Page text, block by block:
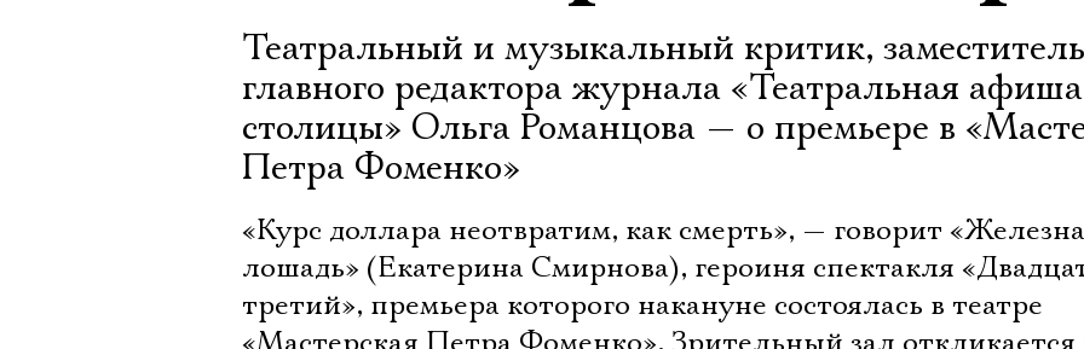
Театральный и музыкальный критик, заместитель
главного редактора журнала «Театральная афиша
столицы» Ольга Романцова — о премьере в
Петра Фоменко»
«Курс доллара неотвратим, как смерть», — говорит
лошадь» (Екатерина Смирнова), героиня спектакля
третий», премьера которого накануне состоялась в театре